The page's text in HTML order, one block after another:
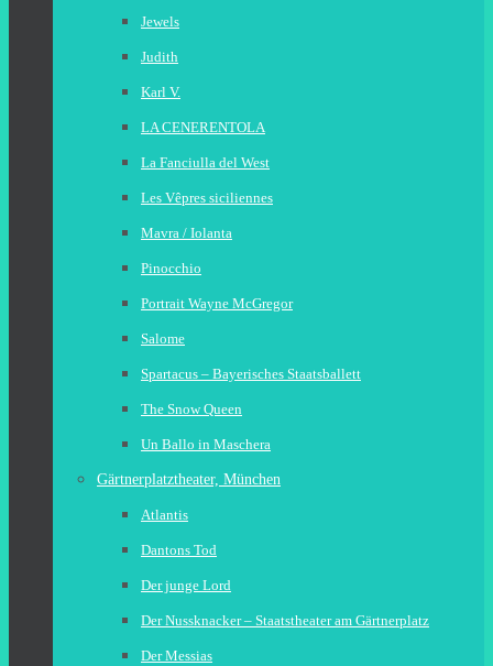
Jewels
Judith
Karl V.
LA CENERENTOLA
La Fanciulla del West
Les Vêpres siciliennes
Mavra / Iolanta
Pinocchio
Portrait Wayne McGregor
Salome
Spartacus – Bayerisches Staatsballett
The Snow Queen
Un Ballo in Maschera
Gärtnerplatztheater, München
Atlantis
Dantons Tod
Der junge Lord
Der Nussknacker – Staatstheater am Gärtnerplatz
Der Messias